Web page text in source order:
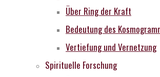
Über Ring der Kraft
Bedeutung des
Vertiefung und Vernetzung
Spirituelle Forschung